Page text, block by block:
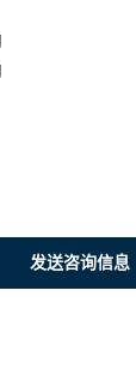
发送咨询信息